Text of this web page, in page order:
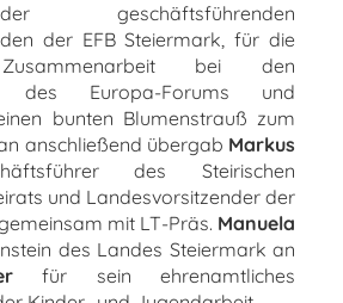
der EFB Steiermark, für die
bei den
des Europa-Forums und
bunten Blumenstrauß zum
anschließend übergab Markus
des Steirischen
und Landesvorsitzender der
mit LT-Präs. Manuela
des Landes Steiermark an
für sein ehrenamtliches